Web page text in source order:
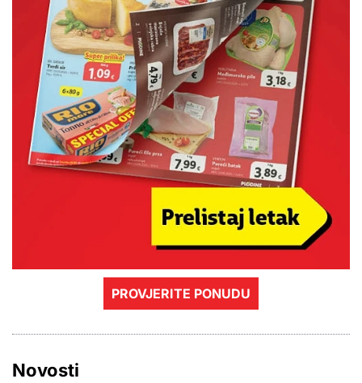
PROVJERITE PONUDU
Novosti